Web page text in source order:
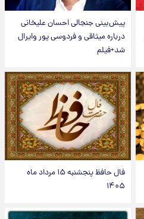
پیش‌بینی جنجالی احسان علیخانی
درباره میثاقی و فردوسی پور وایرال
شد+فیلم
فال حافظ پنجشنبه ۱۵ مرداد ماه
۱۴۰۵